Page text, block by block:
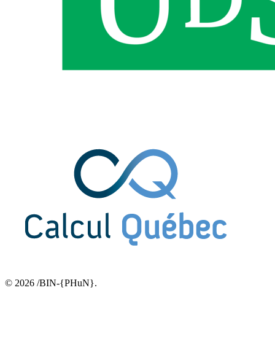
© 2026 /BIN-{PHuN}.